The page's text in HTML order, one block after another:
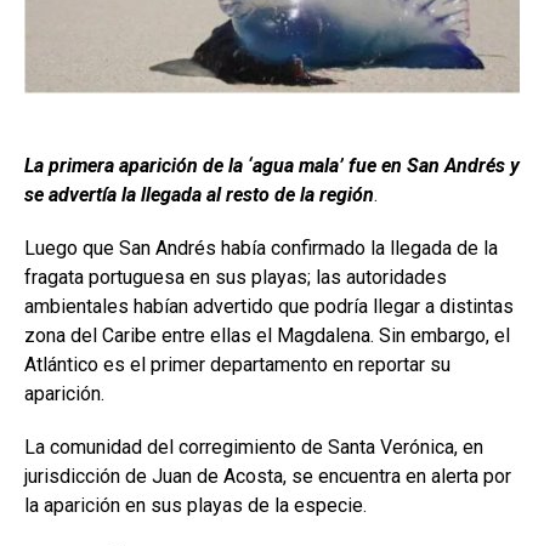
La primera aparición de la ‘agua mala’ fue en San Andrés y
se advertía la llegada al resto de la región.
Luego que San Andrés había confirmado la llegada de la
fragata portuguesa en sus playas; las autoridades
ambientales habían advertido que podría llegar a distintas
zona del Caribe entre ellas el Magdalena. Sin embargo, el
Atlántico es el primer departamento en reportar su
aparición.
La comunidad del corregimiento de Santa Verónica, en
jurisdicción de Juan de Acosta, se encuentra en alerta por
la aparición en sus playas de la especie.